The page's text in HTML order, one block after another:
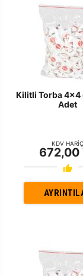
Kilitli Torba 4x4
Adet
KDV HARİÇ
672,00